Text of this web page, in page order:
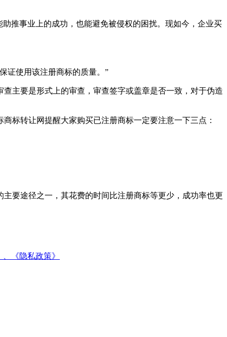
推事业上的成功，也能避免被侵权的困扰。现如今，企业买
证使用该注册商标的质量。”
主要是形式上的审查，审查签字或盖章是否一致，对于伪造
标转让网提醒大家购买已注册商标一定要注意一下三点：
要途径之一，其花费的时间比注册商标等更少，成功率也更
《隐私政策》